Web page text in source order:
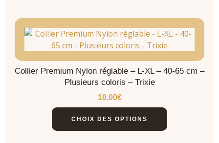
Collier Premium Nylon réglable – L-XL – 40-65 cm –
Plusieurs coloris – Trixie
10,00€
CHOIX DES OPTIONS